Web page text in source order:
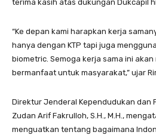
terima kasih atas dukungan Dukcapil
“Ke depan kami harapkan kerja
hanya dengan KTP tapi juga
biometric. Semoga kerja sama ini
bermanfaat untuk masyarakat,” ujar
Direktur Jenderal Kependudukan dan
Zudan Arif Fakrulloh, S.H., M.H.,
menguatkan tentang bagaimana